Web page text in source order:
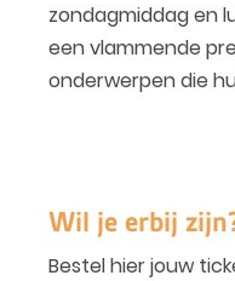
zondagmiddag en
een vlammende
onderwerpen die
Wil je erbij
Bestel hier jouw